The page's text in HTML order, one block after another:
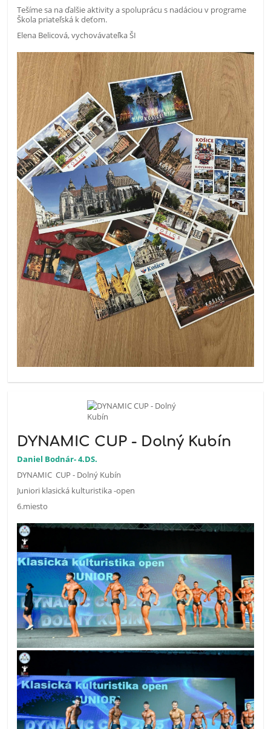
Tešíme sa na ďalšie aktivity a spoluprácu s nadáciou v programe
Škola priateľská k deťom.
Elena Belicová, vychovávateľka ŠI
DYNAMIC CUP - Dolný Kubín
Daniel Bodnár- 4.DS.
DYNAMIC CUP - Dolný Kubín
Juniori klasická kulturistika -open
6.miesto